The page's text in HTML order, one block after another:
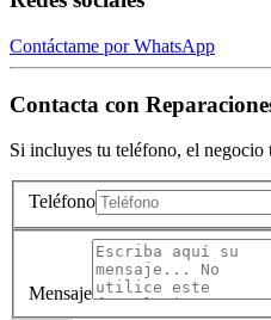
Contáctame por WhatsApp
Contacta con
Si incluyes tu teléfono, el negocio
Teléfono
Mensaje